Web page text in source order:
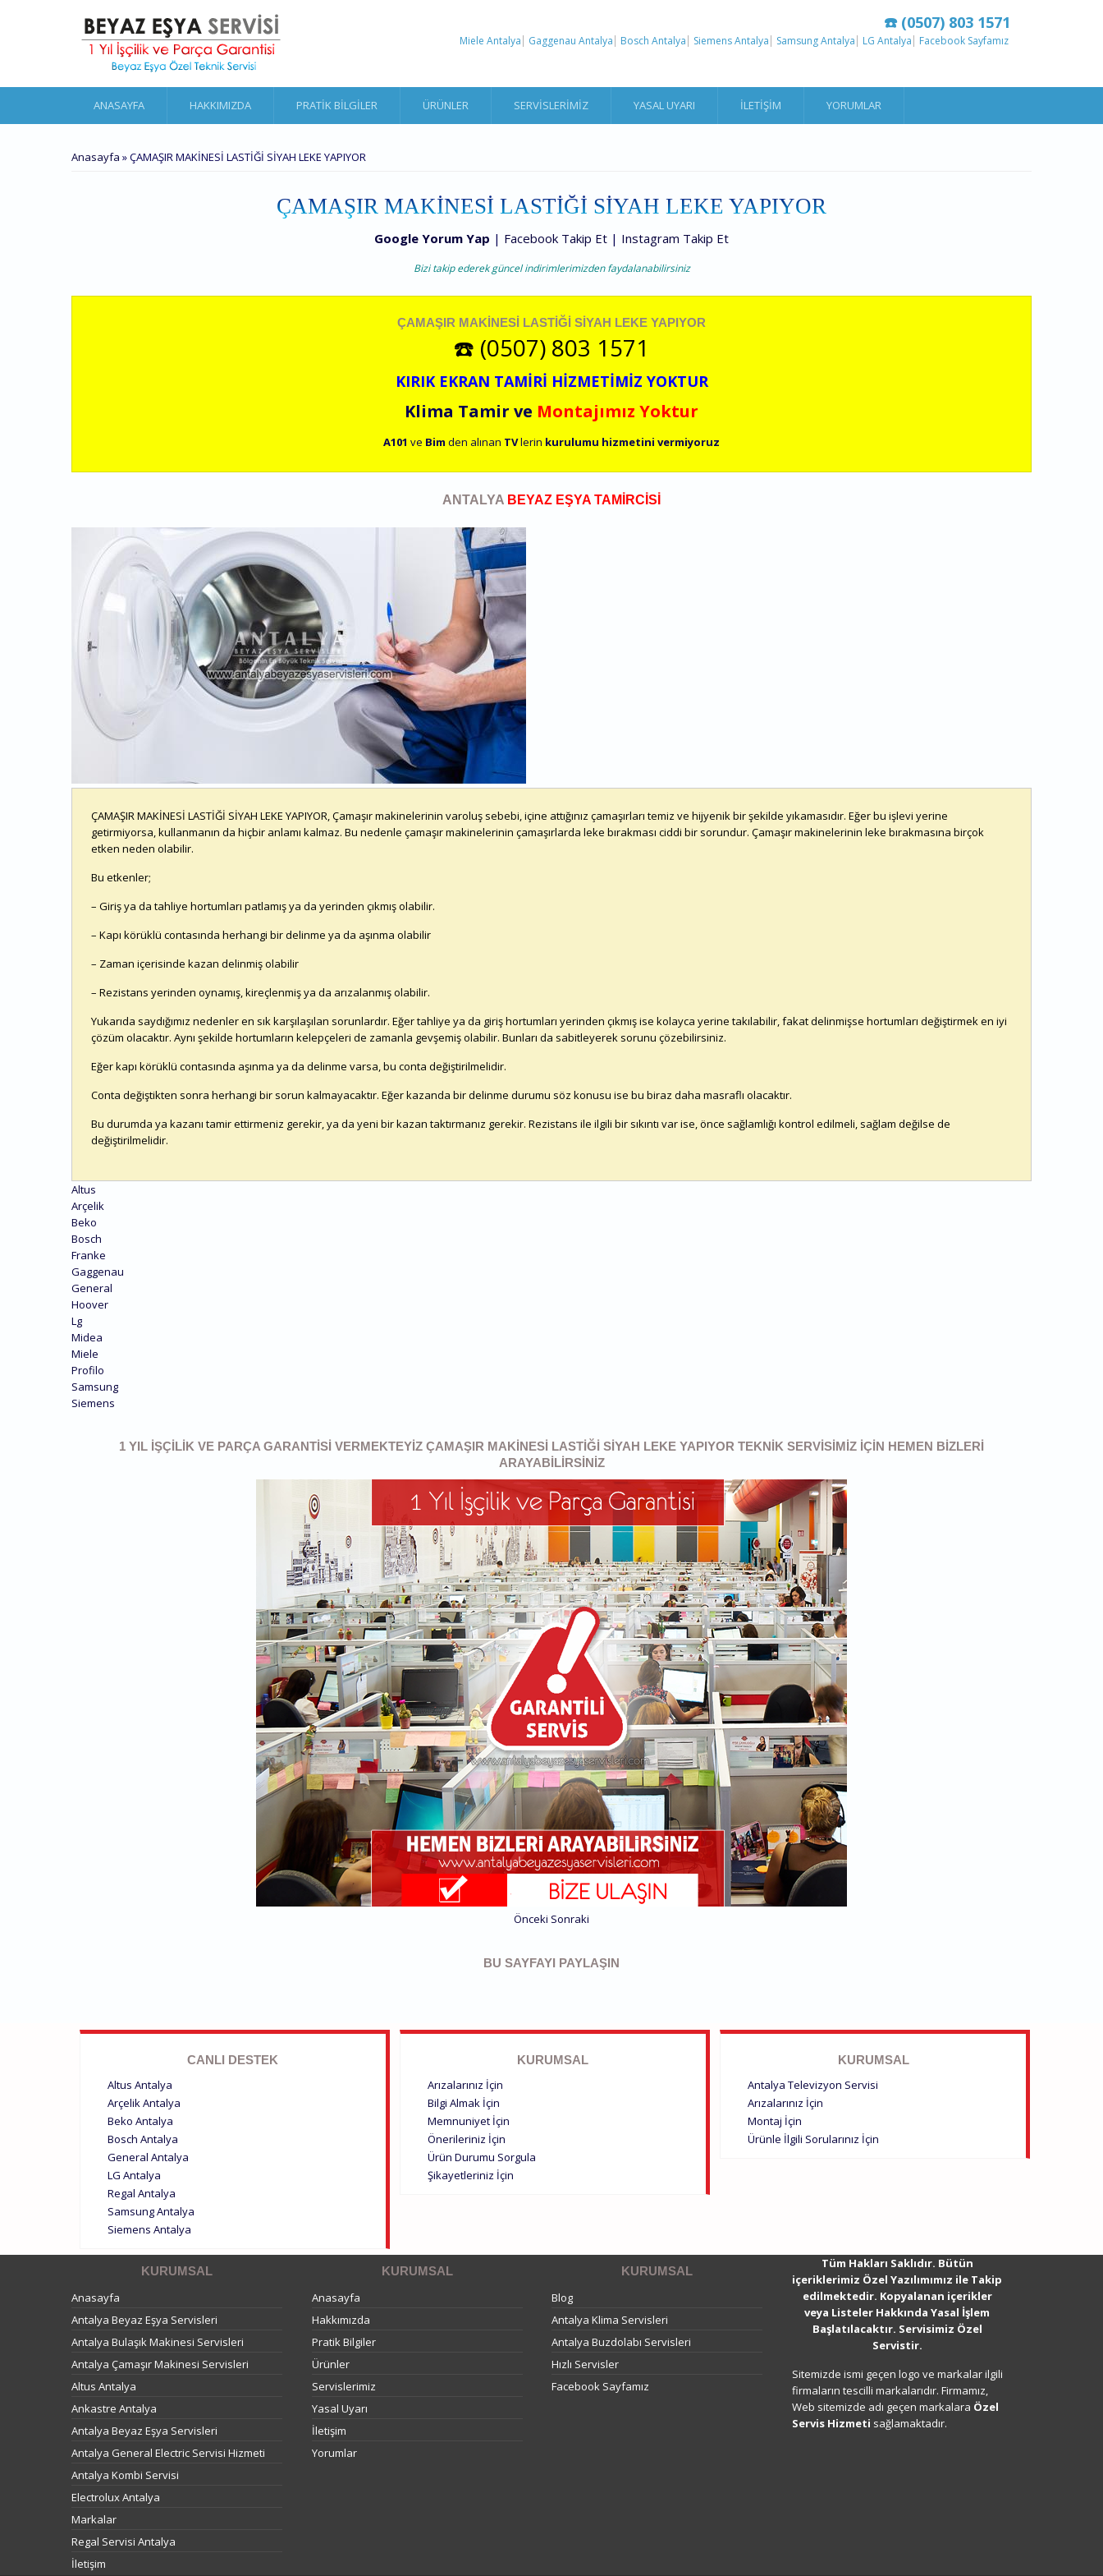
☎️ (0507) 803 1571
Miele Antalya Gaggenau Antalya Bosch Antalya Siemens Antalya Samsung Antalya LG Antalya Facebook Sayfamız
ANASAYFA HAKKIMIZDA PRATIK BILGILER ÜRÜNLER SERVISLERIMIZ YASAL UYARI İLETIŞIM YORUMLAR
BURADASINIZ
Anasayfa » ÇAMAŞIR MAKİNESİ LASTİĞİ SİYAH LEKE YAPIYOR
ÇAMAŞIR MAKİNESİ LASTİĞİ SİYAH LEKE YAPIYOR
Google Yorum Yap | Facebook Takip Et | Instagram Takip Et
Bizi takip ederek güncel indirimlerimizden faydalanabilirsiniz
ÇAMAŞIR MAKİNESİ LASTİĞİ SİYAH LEKE YAPIYOR
☎️ (0507) 803 1571
KIRIK EKRAN TAMİRİ HİZMETİMİZ YOKTUR
Klima Tamir ve Montajımız Yoktur
A101 ve Bim den alınan TVlerin kurulumu hizmetini vermiyoruz
ANTALYA BEYAZ EŞYA TAMİRCİSİ
ÇAMAŞIR MAKİNESİ LASTİĞİ SİYAH LEKE YAPIYOR, Çamaşır makinelerinin varoluş sebebi, içine attığınız çamaşırları temiz ve hijyenik bir şekilde yıkamasıdır. Eğer bu işlevi yerine
getirmiyorsa, kullanmanın da hiçbir anlamı kalmaz. Bu nedenle çamaşır makinelerinin çamaşırlarda leke bırakması ciddi bir sorundur. Çamaşır makinelerinin leke bırakmasına birçok
etken neden olabilir.
Bu etkenler;
– Giriş ya da tahliye hortumları patlamış ya da yerinden çıkmış olabilir.
– Kapı körüklü contasında herhangi bir delinme ya da aşınma olabilir
– Zaman içerisinde kazan delinmiş olabilir
– Rezistans yerinden oynamış, kireçlenmiş ya da arızalanmış olabilir.
Yukarıda saydığımız nedenler en sık karşılaşılan sorunlardır. Eğer tahliye ya da giriş hortumları yerinden çıkmış ise kolayca yerine takılabilir, fakat delinmişse hortumları değiştirmek en iyi
çözüm olacaktır. Aynı şekilde hortumların kelepçeleri de zamanla gevşemiş olabilir. Bunları da sabitleyerek sorunu çözebilirsiniz.
Eğer kapı körüklü contasında aşınma ya da delinme varsa, bu conta değiştirilmelidir.
Conta değiştikten sonra herhangi bir sorun kalmayacaktır. Eğer kazanda bir delinme durumu söz konusu ise bu biraz daha masraflı olacaktır.
Bu durumda ya kazanı tamir ettirmeniz gerekir, ya da yeni bir kazan taktırmanız gerekir. Rezistans ile ilgili bir sıkıntı var ise, önce sağlamlığı kontrol edilmeli, sağlam değilse de
değiştirilmelidir.
Altus
Arçelik
Beko
Bosch
Franke
Gaggenau
General
Hoover
Lg
Midea
Miele
Profilo
Samsung
Siemens
1 YIL İŞÇILIK VE PARÇA GARANTISI VERMEKTEYIZ ÇAMAŞIR MAKİNESİ LASTİĞİ SİYAH LEKE YAPIYOR TEKNIK SERVISIMIZ IÇIN HEMEN BIZLERI
ARAYABILIRSINIZ
Önceki Sonraki
BU SAYFAYI PAYLAŞIN
CANLI DESTEK
Altus Antalya
Arçelik Antalya
Beko Antalya
Bosch Antalya
General Antalya
LG Antalya
Regal Antalya
Samsung Antalya
Siemens Antalya
KURUMSAL
Arızalarınız İçin
Bilgi Almak İçin
Memnuniyet İçin
Önerileriniz İçin
Ürün Durumu Sorgula
Şikayetleriniz İçin
KURUMSAL
Antalya Televizyon Servisi
Arızalarınız İçin
Montaj İçin
Ürünle İlgili Sorularınız İçin
KURUMSAL
Anasayfa
Antalya Beyaz Eşya Servisleri
Antalya Bulaşık Makinesi Servisleri
Antalya Çamaşır Makinesi Servisleri
Altus Antalya
Ankastre Antalya
Antalya Beyaz Eşya Servisleri
Antalya General Electric Servisi Hizmeti
Antalya Kombi Servisi
Electrolux Antalya
Markalar
Regal Servisi Antalya
İletişim
KURUMSAL
Anasayfa
Hakkımızda
Pratik Bilgiler
Ürünler
Servislerimiz
Yasal Uyarı
İletişim
Yorumlar
KURUMSAL
Blog
Antalya Klima Servisleri
Antalya Buzdolabı Servisleri
Hızlı Servisler
Facebook Sayfamız
Tüm Hakları Saklıdır. Bütün
içeriklerimiz Özel Yazılımımız ile Takip
edilmektedir. Kopyalanan içerikler
veya Listeler Hakkında Yasal İşlem
Başlatılacaktır. Servisimiz Özel
Servistir.
Sitemizde ismi geçen logo ve markalar ilgili
firmaların tescilli markalarıdır. Firmamız,
Web sitemizde adı geçen markalara Özel
Servis Hizmeti sağlamaktadır.